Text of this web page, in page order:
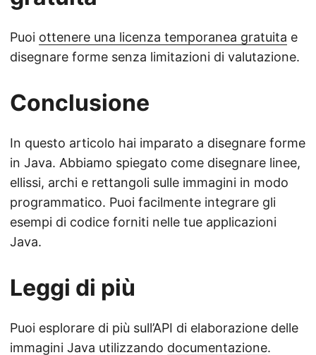
Puoi ottenere una licenza temporanea gratuita e
disegnare forme senza limitazioni di valutazione.
Conclusione
In questo articolo hai imparato a disegnare forme
in Java. Abbiamo spiegato come disegnare linee,
ellissi, archi e rettangoli sulle immagini in modo
programmatico. Puoi facilmente integrare gli
esempi di codice forniti nelle tue applicazioni
Java.
Leggi di più
Puoi esplorare di più sull’API di elaborazione delle
immagini Java utilizzando documentazione.